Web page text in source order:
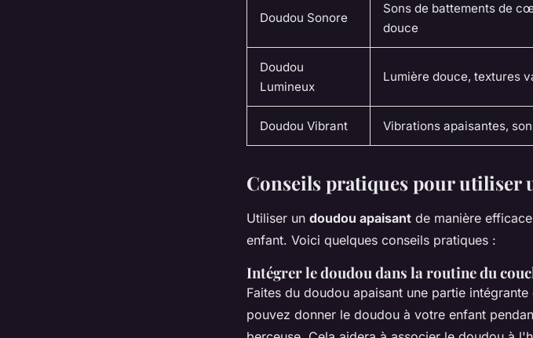
Doudou Sonore
Sons de battements de
douce
Doudou
Lumineux
Lumière douce, textures
Doudou Vibrant Vibrations apaisantes,
Conseils pratiques pour utiliser
Utiliser un doudou apaisant de manière
enfant. Voici quelques conseils pratiques :
Intégrer le doudou dans la routine du
Faites du doudou apaisant une partie
pouvez donner le doudou à votre enfant